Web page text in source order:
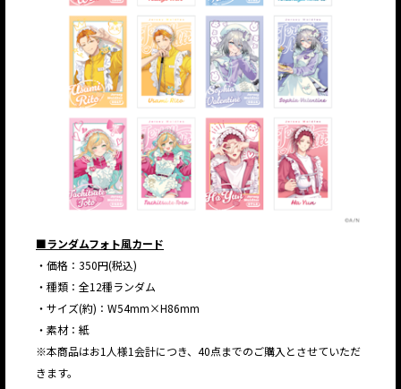
■ランダムフォト風カード
・価格：350円(税込)
・種類：全12種ランダム
・サイズ(約)：W54mm×H86mm
・素材：紙
※本商品はお1人様1会計につき、40点までのご購入とさせていただ
きます。